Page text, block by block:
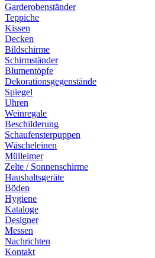
Garderobenständer
Teppiche
Kissen
Decken
Bildschirme
Schirmständer
Blumentöpfe
Dekorationsgegenstände
Spiegel
Uhren
Weinregale
Beschilderung
Schaufensterpuppen
Wäscheleinen
Mülleimer
Zelte / Sonnenschirme
Haushaltsgeräte
Böden
Hygiene
Kataloge
Designer
Messen
Nachrichten
Kontakt